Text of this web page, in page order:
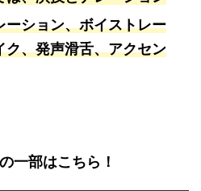
ーション、ボイストレー
ク、発声滑舌、アクセン
一部はこちら！